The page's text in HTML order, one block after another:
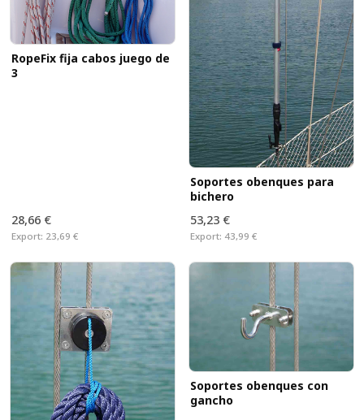
RopeFix fija cabos juego de
3
28,66 €
Export: 23,69 €
Soportes obenques para
bichero
53,23 €
Export: 43,99 €
Soportes obenques con
gancho